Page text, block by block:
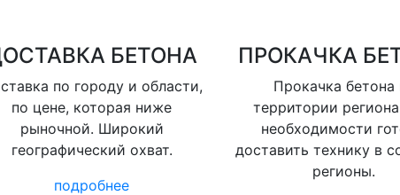
БЕТОНА
по городу и области,
по цене, которая ниже
рыночной. Широкий
географический охват.
подробнее
ПРОКАЧКА
Прокачка бетона
территории
необходимости
доставить технику в
регионы.